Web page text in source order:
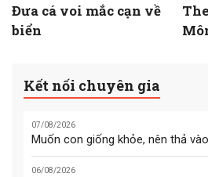
Đưa cá voi mắc cạn về
biển
Kết nối chuyên gia
07/08/2026
Muốn con giống khỏe, nên thả
06/08/2026